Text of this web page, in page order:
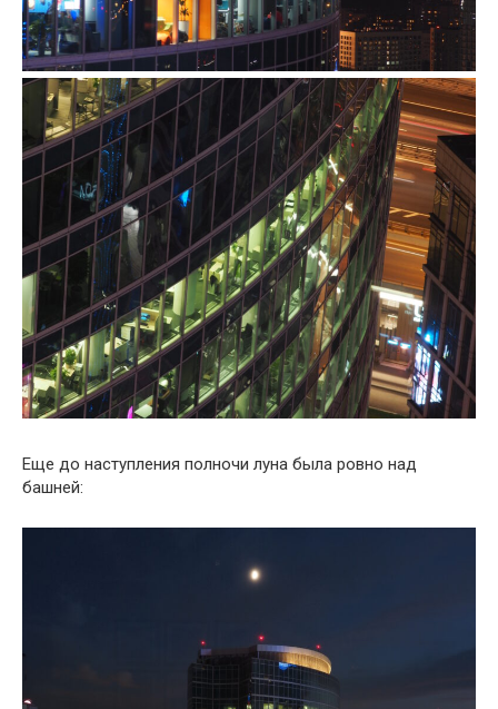
Еще до наступления полночи луна была ровно над
башней: